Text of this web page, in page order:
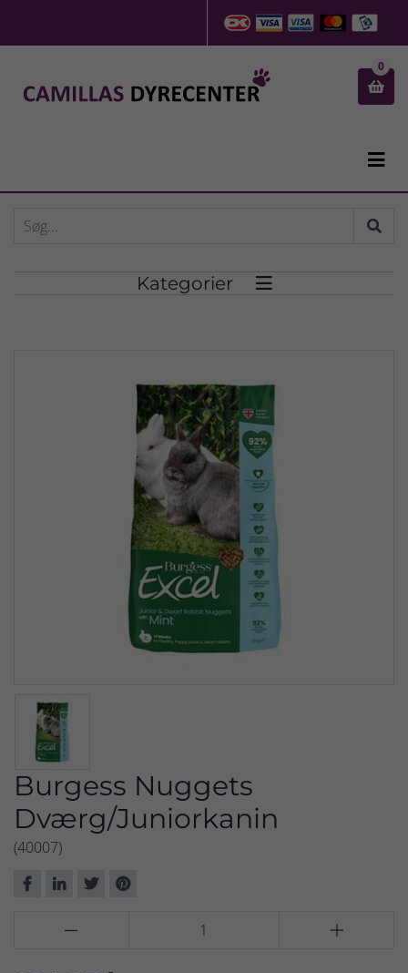

0

Kategorier 
Burgess Nuggets
Dværg/Juniorkanin
(40007)
 